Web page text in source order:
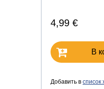
4,99 €
В
Добавить в список